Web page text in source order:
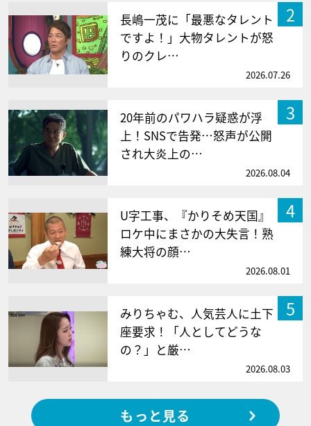
2
長嶋一茂に「最悪なタレント
ですよ！」大物タレントが怒
りのクレ…
2026.07.26
3
20年前のパワハラ疑惑が浮
上！SNSで告発…怒声が公開
され大炎上の…
2026.08.04
4
U字工事、『かりそめ天国』
ロケ中にまさかの大失言！熟
練大将の顔…
2026.08.01
5
みりちゃむ、人気芸人に土下
座要求！「人としてどうな
の？」と厳…
2026.08.03
もっと見る